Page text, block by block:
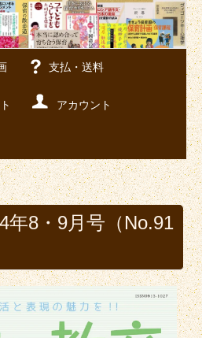
支払・送料
アカウント
年8・9月号（No.91